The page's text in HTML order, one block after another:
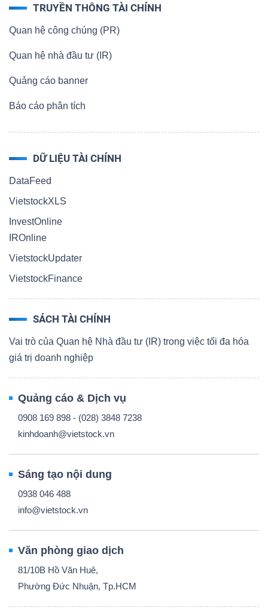
TRUYỀN THÔNG TÀI CHÍNH
Quan hệ công chúng (PR)
Quan hệ nhà đầu tư (IR)
Quảng cáo banner
Báo cáo phân tích
DỮ LIỆU TÀI CHÍNH
DataFeed
VietstockXLS
InvestOnline
IROnline
VietstockUpdater
VietstockFinance
SÁCH TÀI CHÍNH
Vai trò của Quan hệ Nhà đầu tư (IR) trong việc tối đa hóa
giá trị doanh nghiệp
Quảng cáo & Dịch vụ
0908 169 898 - (028) 3848 7238
kinhdoanh@vietstock.vn
Sáng tạo nội dung
0938 046 488
info@vietstock.vn
Văn phòng giao dịch
81/10B Hồ Văn Huê,
Phường Đức Nhuận, Tp.HCM